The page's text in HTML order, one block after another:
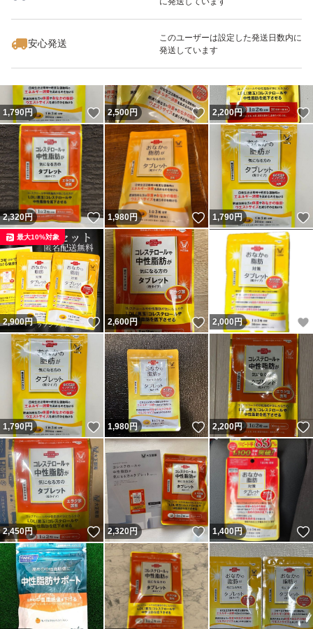
安心発送
このユーザーは設定した発送日数内に
発送しています
いいね！
3,800
1,790円 いいね！
2,500円 いいね！
2,200円
2,320円 いいね！
1,980円 いいね！
1,790円
2,900円 いいね！
最大10%対象
2,600円 いいね！
2,000 円
1,790円 いいね！
1,980円 いいね！
2,200円
2,450円 いいね！
2,320円 いいね！
1,400円